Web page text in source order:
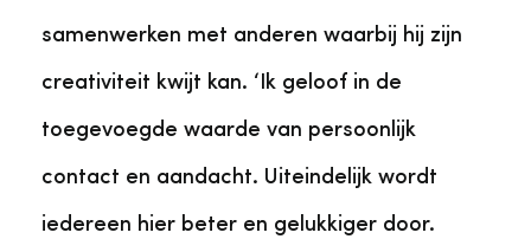
samenwerken met anderen waarbij hij zijn
creativiteit kwijt kan. ‘Ik geloof in de
toegevoegde waarde van persoonlijk
contact en aandacht. Uiteindelijk wordt
iedereen hier beter en gelukkiger door.